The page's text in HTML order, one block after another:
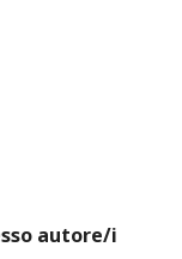
autore/i